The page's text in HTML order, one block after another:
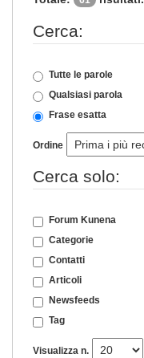
Cerca:
Tutte le parole
Qualsiasi parola
Frase esatta
Ordine
Cerca solo:
Forum Kunena
Categorie
Contatti
Articoli
Newsfeeds
Tag
Visualizza n.